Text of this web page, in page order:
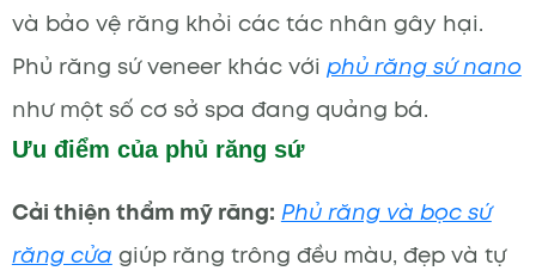
và bảo vệ răng khỏi các tác nhân gây hại.
Phủ răng sứ veneer khác với phủ răng sứ nano
như một số cơ sở spa đang quảng bá.
Ưu điểm của phủ răng sứ
Cải thiện thẩm mỹ răng: Phủ răng và bọc sứ
răng cửa giúp răng trông đều màu, đẹp và tự